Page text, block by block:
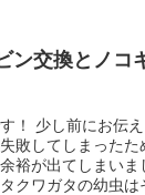
ン交換とノコ
！ 少し前にお伝
敗してしまった
裕が出てしまい
クワガタの幼虫は